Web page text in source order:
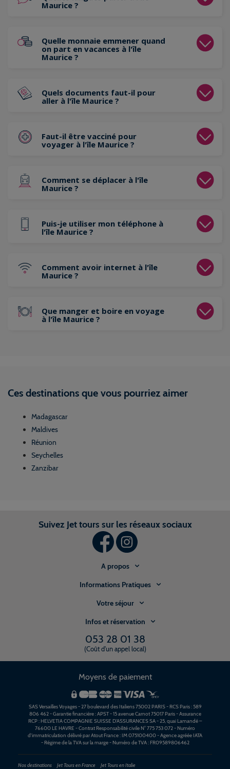
Maurice ?
Quelle monnaie emmener quand
on part en vacances à l'île
Maurice ?
Quels documents faut-il pour
aller à l'île Maurice ?
Faut-il être vacciné pour
voyager à l'île Maurice ?
Comment se déplacer à l'île
Maurice ?
Puis-je utiliser mon téléphone à
l'île Maurice ?
Comment avoir internet à l'île
Maurice ?
Que manger et boire en voyage
à l'île Maurice ?
Ces destinations que vous pourriez aimer
Madagascar
Maldives
Réunion
Seychelles
Zanzibar
Suivez Jet tours sur les réseaux sociaux
A propos
Informations Pratiques
Votre séjour
Infos et réservation
053 28 01 38
(Coût d'un appel local)
Moyens de paiement
SAS Versailles Voyages - 27 boulevard des Italiens 75002 PARIS - RCS Paris : 589
806 462 - Garantie financière : APST - 15 avenue Carnot 75017 Paris - Assurance
RCP : HELVETIA COMPAGNIE SUISSE D’ASSURANCES SA - 25, quai Lamandé –
76600 LE HAVRE - Contrat Responsabilité civile N° 775 753 072 - Numéro
d'immatriculation délivré par Atout France : IM 075100400 - Agence agréée IATA
- Régime de la TVA sur la marge - Numéro de TVA : FR09589806462
Nos destinations Jet Tours en France Jet Tours en Italie